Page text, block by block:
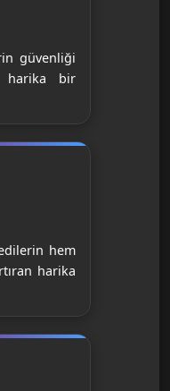
güvenliği
harika bir
hem
harika